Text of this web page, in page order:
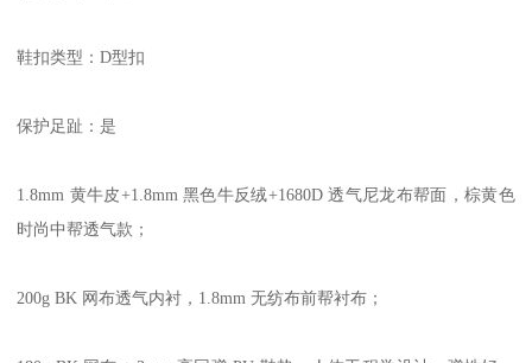
鞋扣类型：D型扣
保护足趾：是
1.8mm 黄牛皮+1.8mm 黑色牛反绒+1680D 透气尼龙布帮面，棕黄色
时尚中帮透气款；
200g BK 网布透气内衬，1.8mm 无纺布前帮衬布；